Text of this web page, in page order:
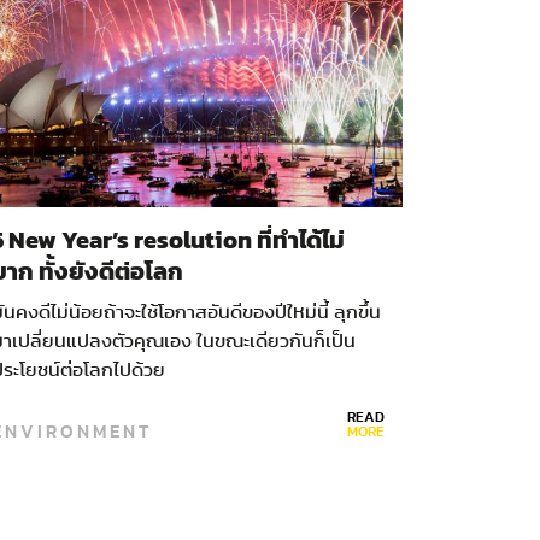
New Year’s resolution ที่ทำได้ไม่
าก ทั้งยังดีต่อโลก
คงดีไม่น้อยถ้าจะใช้โอกาสอันดีของปีใหม่นี้ ลุกขึ้น
เปลี่ยนแปลงตัวคุณเอง ในขณะเดียวกันก็เป็น
ะโยชน์ต่อโลกไปด้วย
READ
MORE